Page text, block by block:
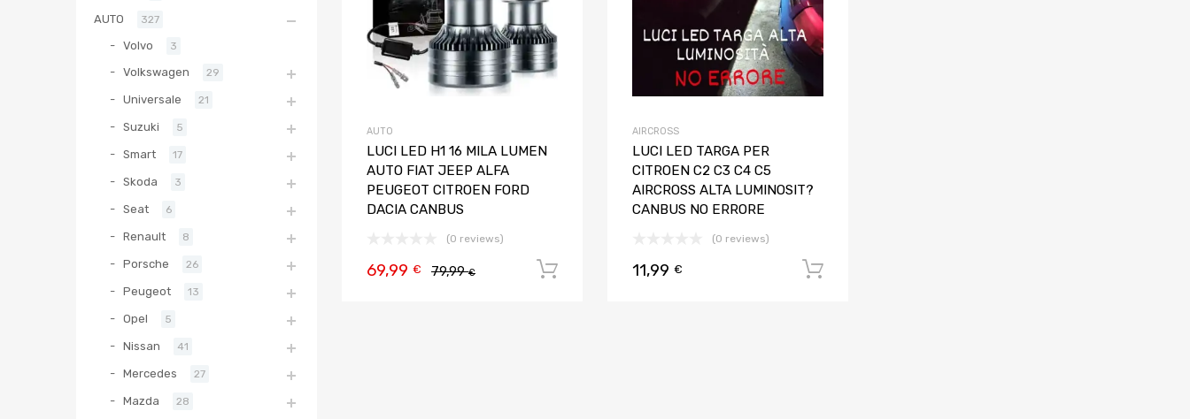
AUTO
LUCI LED H1 16 MILA LUMEN
AUTO FIAT JEEP ALFA
PEUGEOT CITROEN FORD
DACIA CANBUS
(0 reviews)
79,99€
69,99 € Aggiungi al carrello
AIRCROSS
LUCI LED TARGA PER
CITROEN C2 C3 C4 C5
AIRCROSS ALTA LUMINOSIT?
CANBUS NO ERRORE
(0 reviews)
11,99 €
AUTO 327
Volvo 3
Volkswagen 29
Universale 21
Suzuki 5
Smart 17
Skoda 3
Seat 6
Renault 8
Porsche 26
Peugeot 13
Opel 5
Nissan 41
Mercedes 27
Mazda 28